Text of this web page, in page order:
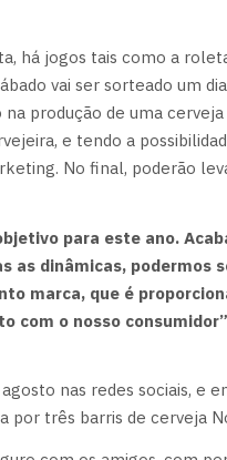
há jogos tais como a
vai ser sorteado um dia
produção de uma cerveja
e tendo a
No final, poderão
para este ano.
as dinâmicas, podermos
marca, que é
com o nosso consumidor”
nas redes sociais, e
por três barris de cerveja